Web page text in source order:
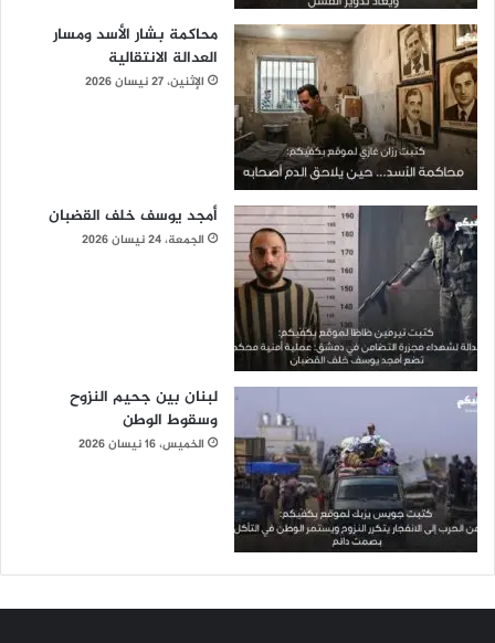
محاكمة بشار الأسد ومسار
العدالة الانتقالية
الإثنين، 27 نيسان 2026
أمجد يوسف خلف القضبان
الجمعة، 24 نيسان 2026
لبنان بين جحيم النزوح
وسقوط الوطن
الخميس، 16 نيسان 2026